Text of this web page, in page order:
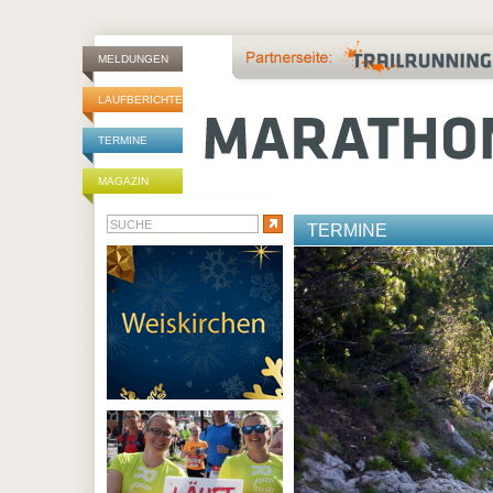
MELDUNGEN
LAUFBERICHTE
TERMINE
MAGAZIN
TERMINE